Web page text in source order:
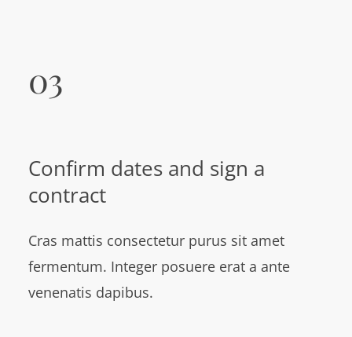
03
Confirm dates and sign a
contract
Cras mattis consectetur purus sit amet
fermentum. Integer posuere erat a ante
venenatis dapibus.